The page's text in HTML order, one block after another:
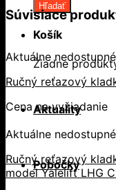
Hľadať
Košík
Žiadne
Aktuality
Pobočky
Súvisiace
Aktuálne nedostupné
Ručný reťazový
Cena na vyžiadanie
Aktuálne nedostupné
Ručný reťazový
model Yalelift LHG